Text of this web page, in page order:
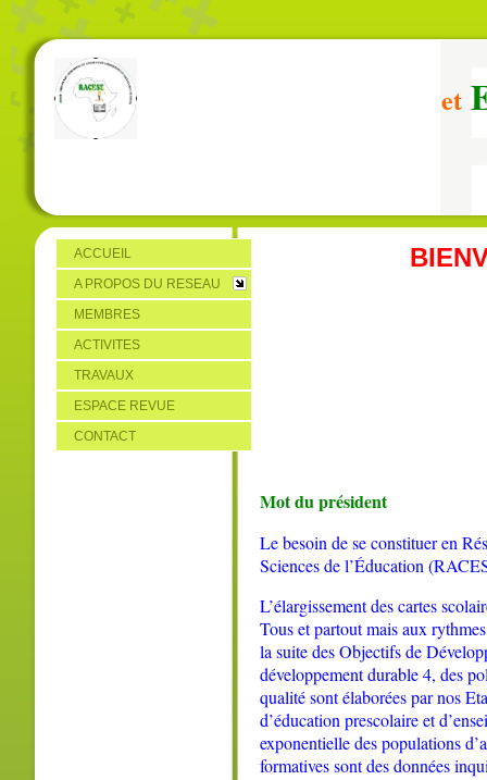
ACCUEIL
A PROPOS DU RESEAU
MEMBRES
ACTIVITES
TRAVAUX
ESPACE REVUE
CONTACT
Mot du président
Le besoin de se constituer en
Sciences de l’Éducation
L’élargissement des cartes
Tous et partout mais aux
la suite des Objectifs de
développement durable 4, des
qualité sont élaborées par nos
d’éducation prescolaire et
exponentielle des populations
formativessont des données
et